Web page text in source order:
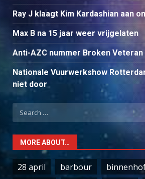
Ray J klaagt Kim Kardashian aan
Max B na 15 jaar weer vrijgelaten
Anti-AZC nummer Broken
Nationale Vuurwerkshow
niet door
Search
for:
MORE ABOUT…
28 april barbour